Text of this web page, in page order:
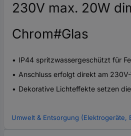
230V max. 20W
Chrom#Glas
IP44 spritzwassergeschützt für
Anschluss erfolgt direkt am
Dekorative Lichteffekte setzen
Umwelt & Entsorgung (Elektrogeräte,